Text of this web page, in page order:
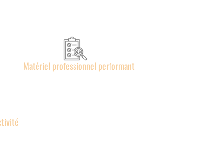
Matériel professionnel performant